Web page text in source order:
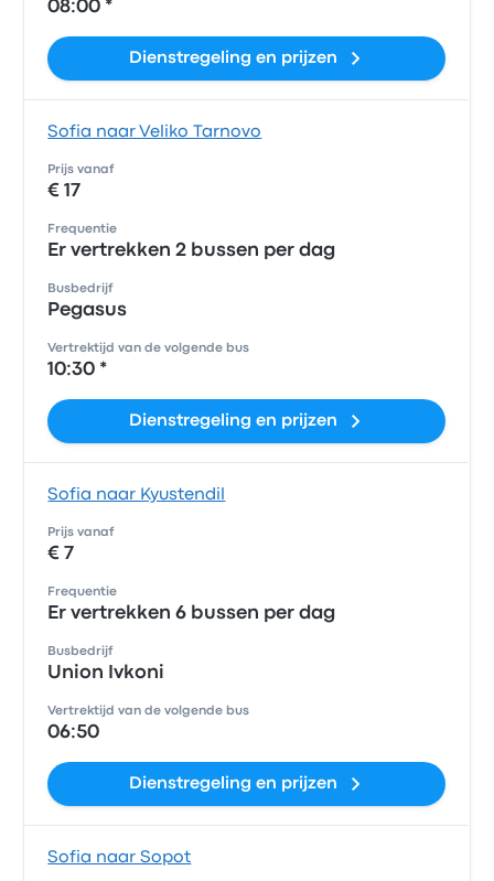
08:00 *
Dienstregeling en prijzen
Sofia naar Veliko Tarnovo
Prijs vanaf
€ 17
Frequentie
Er vertrekken 2 bussen per dag
Busbedrijf
Pegasus
Vertrektijd van de volgende bus
10:30 *
Dienstregeling en prijzen
Sofia naar Kyustendil
Prijs vanaf
€ 7
Frequentie
Er vertrekken 6 bussen per dag
Busbedrijf
Union Ivkoni
Vertrektijd van de volgende bus
06:50
Dienstregeling en prijzen
Sofia naar Sopot